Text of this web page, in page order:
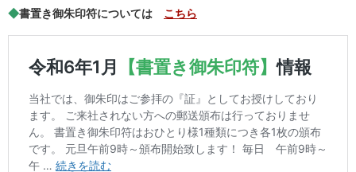
◆書置き御朱印符については こちら